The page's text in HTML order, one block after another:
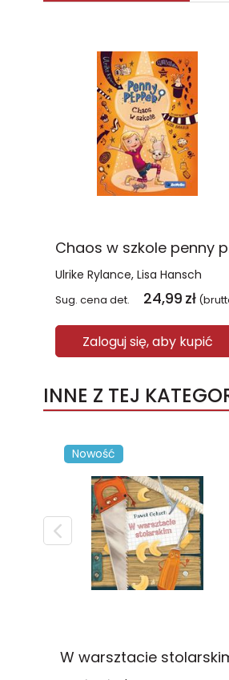
Ulrike Rylance Lisa Hansch
Sug. cena det. 24,99 zł
Zaloguj się, aby kupić
INNE Z TEJ
Nowość
W warsztacie